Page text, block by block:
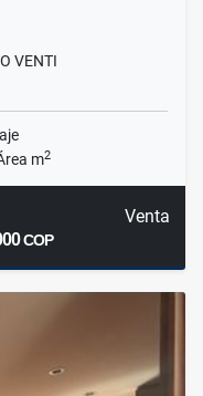
VENTI
m2
Venta
COP